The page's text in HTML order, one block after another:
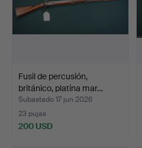
Fusil de percusión,
británico, platina mar…
Subastado 17 jun 2026
23 pujas
200 USD